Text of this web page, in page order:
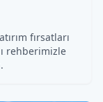
fırsatları
rehberimizle